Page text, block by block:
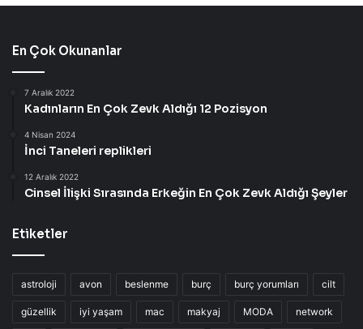
En Çok Okunanlar
7 Aralık 2022
Kadınların En Çok Zevk Aldığı 12 Pozisyon
4 Nisan 2024
İnci Taneleri replikleri
12 Aralık 2022
Cinsel İlişki Sırasında Erkeğin En Çok Zevk Aldığı Şeyler
Etiketler
astroloji avon beslenme burç burç yorumları cilt
güzellik iyi yaşam mac makyaj MODA network